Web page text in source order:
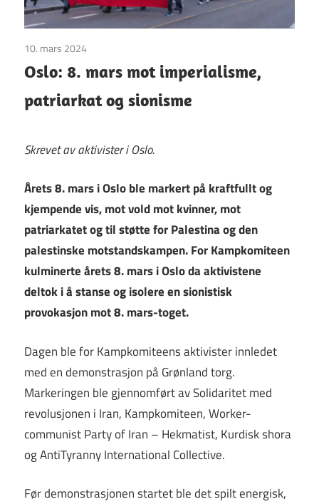
10. mars 2024
Oslo: 8. mars mot imperialisme,
patriarkat og sionisme
Skrevet av aktivister i Oslo.
Årets 8. mars i Oslo ble markert på kraftfullt og
kjempende vis, mot vold mot kvinner, mot
patriarkatet og til støtte for Palestina og den
palestinske motstandskampen. For Kampkomiteen
kulminerte årets 8. mars i Oslo da aktivistene
deltok i å stanse og isolere en sionistisk
provokasjon mot 8. mars-toget.
Dagen ble for Kampkomiteens aktivister innledet
med en demonstrasjon på Grønland torg.
Markeringen ble gjennomført av Solidaritet med
revolusjonen i Iran, Kampkomiteen, Worker-
communist Party of Iran – Hekmatist, Kurdisk shora
og AntiTyranny International Collective.
Før demonstrasjonen startet ble det spilt energisk,